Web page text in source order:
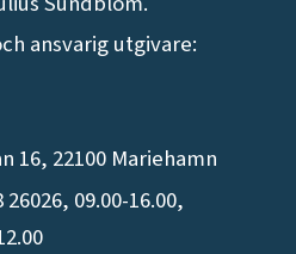
ansvarig utgivare:
16, 22100 Mariehamn
09.00-16.00,